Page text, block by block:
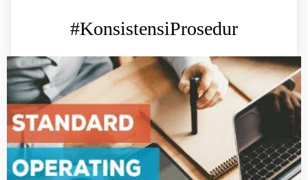
#KonsistensiProsedur